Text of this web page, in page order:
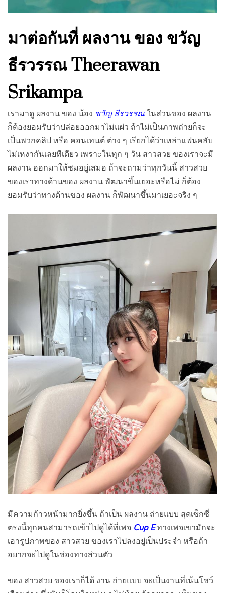
มาต่อกันที่ ผลงาน ของ ขวัญ
ธีรวรรณ Theerawan
Srikampa
เรามาดู ผลงาน ของ น้อง ขวัญ ธีรวรรณ ในส่วนของ ผลงาน
ก็ต้องยอมรับว่าปล่อยออกมาไม่แผ่ว ถ้าไม่เป็นภาพถ่ายก็จะ
เป็นพวกคลิป หรือ คอนเทนต์ ต่าง ๆ เรียกได้ว่าเหล่าแฟนคลับ
ไม่เหงากันเลยทีเดียว เพราะในทุก ๆ วัน สาวสวย ของเราจะมี
ผลงาน ออกมาให้ชมอยู่เสมอ ถ้าจะถามว่าทุกวันนี้ สาวสวย
ของเราทางด้านของ ผลงาน พัฒนาขึ้นเยอะหรือไม่ ก็ต้อง
ยอมรับว่าทางด้านของ ผลงาน ก็พัฒนาขึ้นมาเยอะจริง ๆ
มีความก้าวหน้ามากยิ่งขึ้น ถ้าเป็น ผลงาน ถ่ายแบบ สุดเซ็กซี่
ตรงนี้ทุกคนสามารถเข้าไปดูได้ที่เพจ Cup Eทางเพจเขามักจะ
เอารูปภาพของ สาวสวย ของเราไปลงอยู่เป็นประจำ หรือถ้า
อยากจะไปดูในช่องทางส่วนตัว
ของ สาวสวย ของเราก็ได้ งาน ถ่ายแบบ จะเป็นงานที่เน้นโชว์